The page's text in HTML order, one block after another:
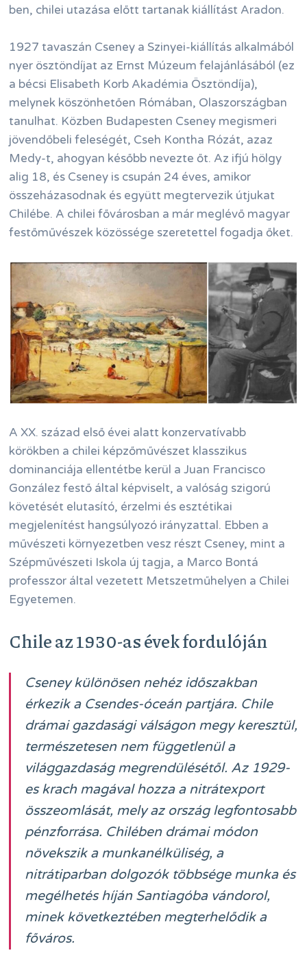
ben, chilei utazása előtt tartanak kiállítást Aradon.
1927 tavaszán Cseney a Szinyei-kiállítás alkalmából
nyer ösztöndíjat az Ernst Múzeum felajánlásából (ez
a bécsi Elisabeth Korb Akadémia Ösztöndíja),
melynek köszönhetően Rómában, Olaszországban
tanulhat. Közben Budapesten Cseney megismeri
jövendőbeli feleségét, Cseh Kontha Rózát, azaz
Medy-t, ahogyan később nevezte őt. Az ifjú hölgy
alig 18, és Cseney is csupán 24 éves, amikor
összeházasodnak és együtt megtervezik útjukat
Chilébe. A chilei fővárosban a már meglévő magyar
festőművészek közössége szeretettel fogadja őket.
A XX. század első évei alatt konzervatívabb
körökben a chilei képzőművészet klasszikus
dominanciája ellentétbe kerül a Juan Francisco
González festő által képviselt, a valóság szigorú
követését elutasító, érzelmi és esztétikai
megjelenítést hangsúlyozó irányzattal. Ebben a
művészeti környezetben vesz részt Cseney, mint a
Szépművészeti Iskola új tagja, a Marco Bontá
professzor által vezetett Metszetműhelyen a Chilei
Egyetemen.
Chile az 1930-as évek fordulóján
Cseney különösen nehéz időszakban
érkezik a Csendes-óceán partjára. Chile
drámai gazdasági válságon megy keresztül,
természetesen nem függetlenül a
világgazdaság megrendülésétől. Az 1929-
es krach magával hozza a nitrátexport
összeomlását, mely az ország legfontosabb
pénzforrása. Chilében drámai módon
növekszik a munkanélküliség, a
nitrátiparban dolgozók többsége munka és
megélhetés híján Santiagóba vándorol,
minek következtében megterhelődik a
főváros.